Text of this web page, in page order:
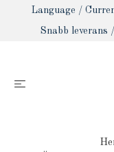
Language /
Snabb